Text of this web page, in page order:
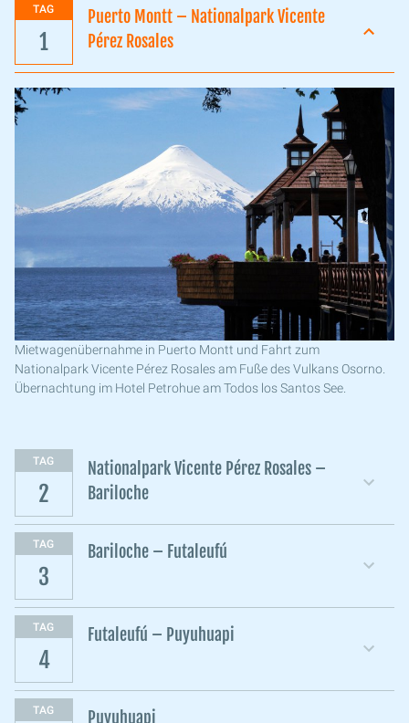
TAG
1
Puerto Montt – Nationalpark Vicente
Pérez Rosales
Mietwagenübernahme in Puerto Montt und Fahrt zum
Nationalpark Vicente Pérez Rosales am Fuße des Vulkans Osorno.
Übernachtung im Hotel Petrohue am Todos los Santos See.
TAG
2
Nationalpark Vicente Pérez Rosales –
Bariloche
TAG
3
Bariloche – Futaleufú
TAG
4
Futaleufú – Puyuhuapi
TAG Puyuhuapi